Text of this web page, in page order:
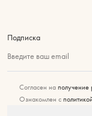
Подписка
Введите ваш email
Согласен на получение
Ознакомлен с